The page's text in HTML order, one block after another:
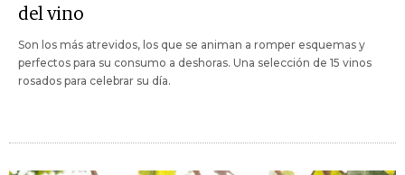
del vino
Son los más atrevidos, los que se animan a romper esquemas y
perfectos para su consumo a deshoras. Una selección de 15 vinos
rosados para celebrar su día.